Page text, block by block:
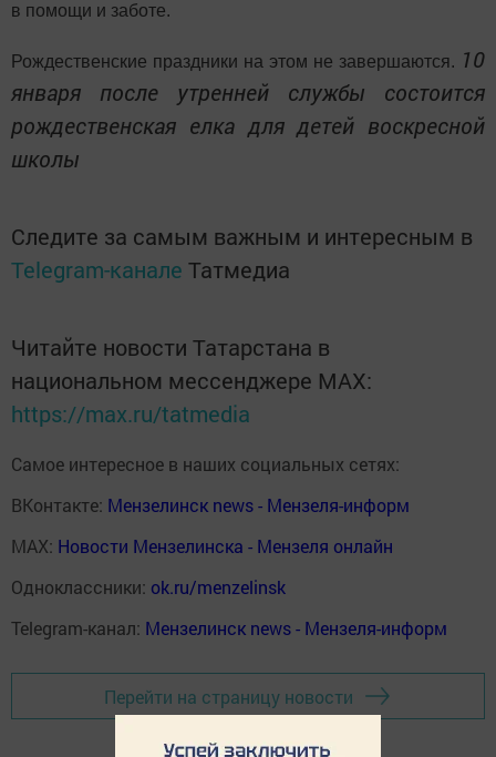
в помощи и заботе.
Рождественские праздники на этом не завершаются. 10
января после утренней службы состоится
рождественская елка для детей воскресной
школы
Следите за самым важным и интересным в
Telegram-канале Татмедиа
Читайте новости Татарстана в
национальном мессенджере MАХ:
https://max.ru/tatmedia
Самое интересное в наших социальных сетях:
ВКонтакте: Мензелинск news - Мензеля-информ
MAX: Новости Мензелинска - Мензеля онлайн
Одноклассники: ok.ru/menzelinsk
Telegram-канал: Мензелинск news - Мензеля-информ
Перейти на страницу новости